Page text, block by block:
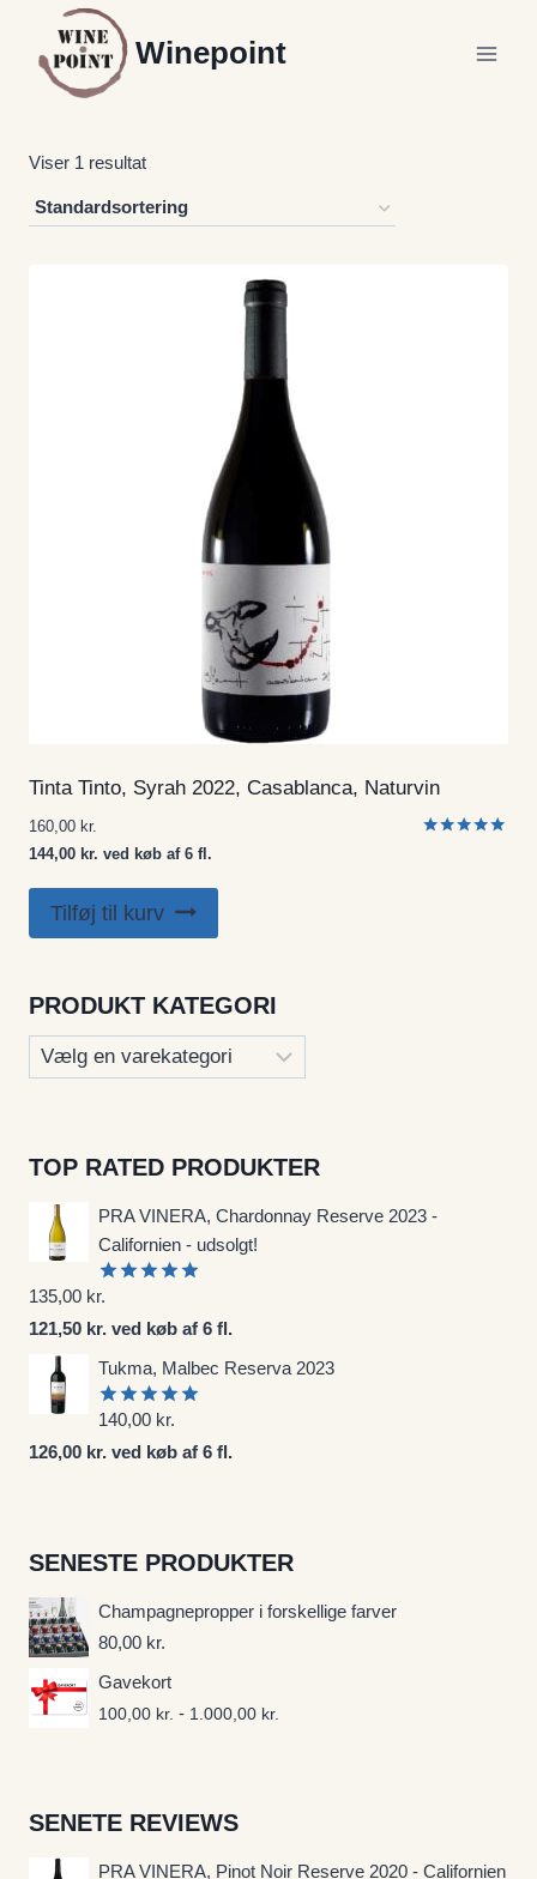
Fortsæt
indhold
Winepoint
Viser 1 resultat
Tinta Tinto, Syrah 2022, Casablanca, Naturvin
160,00 kr.
144,00 kr. ved køb af 6 fl.
Tilføj til kurv
PRODUKT KATEGORI
TOP RATED PRODUKTER
PRA VINERA, Chardonnay Reserve 2023 -
Californien - udsolgt!
Vurderet
5.00ud af
5
135,00 kr.
121,50 kr. ved køb af 6 fl.
Tukma, Malbec Reserva 2023
Vurderet
5.00ud af
5
140,00 kr.
126,00 kr. ved køb af 6 fl.
SENESTE PRODUKTER
Champagnepropper i forskellige farver
80,00 kr.
Gavekort
100,00 kr. - 1.000,00 kr.
SENETE REVIEWS
PRA VINERA, Pinot Noir Reserve 2020 - Californien